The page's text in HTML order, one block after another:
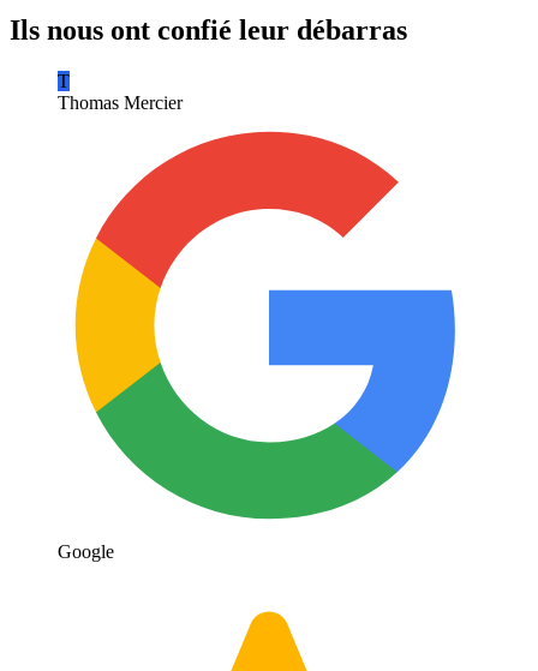
Ils nous ont confié leur débarras
T
Thomas Mercier
Google